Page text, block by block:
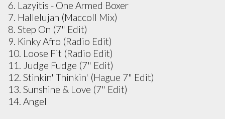
6. Lazyitis - One Armed Boxer
7. Hallelujah (Maccoll Mix)
8. Step On (7" Edit)
9. Kinky Afro (Radio Edit)
10. Loose Fit (Radio Edit)
11. Judge Fudge (7" Edit)
12. Stinkin' Thinkin' (Hague 7" Edit)
13. Sunshine & Love (7" Edit)
14. Angel